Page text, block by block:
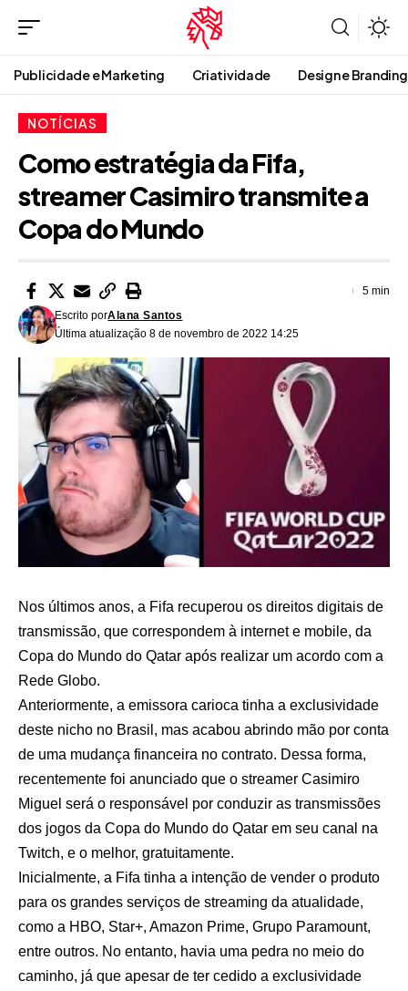
Publicidade e Marketing Criatividade Design e Branding
NOTÍCIAS
Como estratégia da Fifa,
streamer Casimiro transmite a
Copa do Mundo
Última atualização 8 de novembro de 2022 14:25
Escrito porAlana Santos
5 min
Nos últimos anos, a Fifa recuperou os direitos digitais de
transmissão, que correspondem à internet e mobile, da
Copa do Mundo do Qatar após realizar um acordo com a
Rede Globo.
Anteriormente, a emissora carioca tinha a exclusividade
deste nicho no Brasil, mas acabou abrindo mão por conta
de uma mudança financeira no contrato. Dessa forma,
recentemente foi anunciado que o streamer Casimiro
Miguel será o responsável por conduzir as transmissões
dos jogos da Copa do Mundo do Qatar em seu canal na
Twitch, e o melhor, gratuitamente.
Inicialmente, a Fifa tinha a intenção de vender o produto
para os grandes serviços de streaming da atualidade,
como a HBO, Star+, Amazon Prime, Grupo Paramount,
entre outros. No entanto, havia uma pedra no meio do
caminho, já que apesar de ter cedido a exclusividade